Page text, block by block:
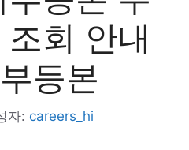
회 안내
등본
자: careers_hi